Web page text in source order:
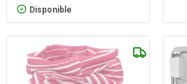
Disponible